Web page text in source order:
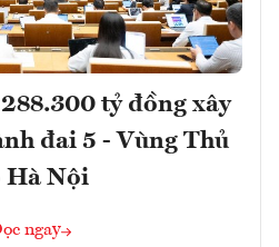
tỷ đồng xây
đai 5 - Vùng Thủ
Hà Nội
ngay